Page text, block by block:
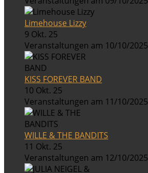
Limehouse Lizzy
9 Okt. 25
Veranstaltungen am 10/10/2025
KISS FOREVER BAND
10 Okt. 25
Veranstaltungen am 11/10/2025
WILLE & THE BANDITS
11 Okt. 25
Veranstaltungen am 12/10/2025